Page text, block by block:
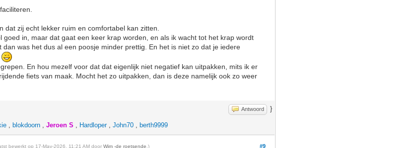
dat zij echt lekker ruim en comfortabel kan zitten.
goed in, maar dat gaat een keer krap worden, en als ik wacht tot het krap wordt
dan was het dus al een poosje minder prettig. En het is niet zo dat je iedere
En hou mezelf voor dat dat eigenlijk niet negatief kan uitpakken, mits ik er
fiets van maak. Mocht het zo uitpakken, dan is deze namelijk ook zo weer
Antwoord }
, blokdoorn ,Jeroen S , Hardloper,John70 , berth9999
#9
bewerkt op 17-May-2026, 11:21 AM doorWim -de roetsende .)